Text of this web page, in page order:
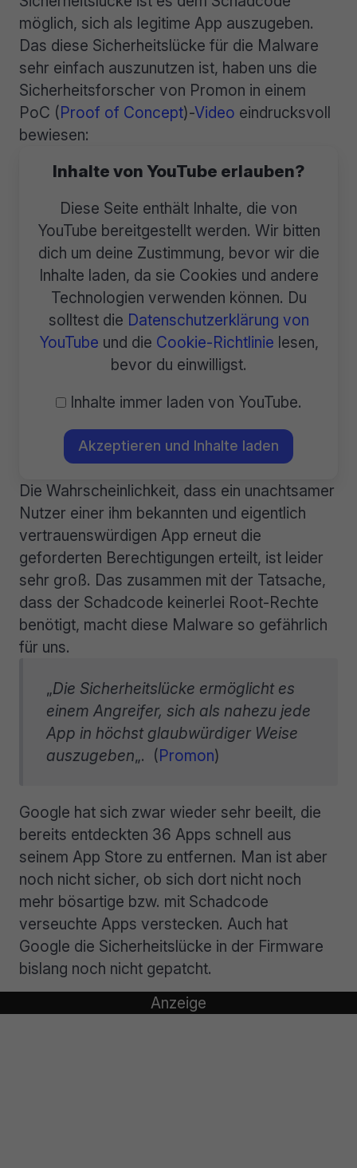
möglich, sich als legitime App auszugeben.
Das diese Sicherheitslücke für die Malware
sehr einfach auszunutzen ist, haben uns die
Sicherheitsforscher von Promon in einem
PoC (Proof of Concept)-Video eindrucksvoll
bewiesen:
Inhalte von YouTube erlauben?
Diese Seite enthält Inhalte, die von
YouTube bereitgestellt werden. Wir bitten
dich um deine Zustimmung, bevor wir die
Inhalte laden, da sie Cookies und andere
Technologien verwenden können. Du
solltest die Datenschutzerklärung von
YouTube und die Cookie-Richtlinie lesen,
bevor du einwilligst.
Inhalte immer laden von YouTube.
Akzeptieren und Inhalte laden
Die Wahrscheinlichkeit, dass ein unachtsamer
Nutzer einer ihm bekannten und eigentlich
vertrauenswürdigen App erneut die
geforderten Berechtigungen erteilt, ist leider
sehr groß. Das zusammen mit der Tatsache,
dass der Schadcode keinerlei Root-Rechte
benötigt, macht diese Malware so gefährlich
für uns.
„Die Sicherheitslücke ermöglicht es
einem Angreifer, sich als nahezu jede
App in höchst glaubwürdiger Weise
auszugeben„. (Promon)
Google hat sich zwar wieder sehr beeilt, die
bereits entdeckten 36 Apps schnell aus
seinem App Store zu entfernen. Man ist aber
noch nicht sicher, ob sich dort nicht noch
mehr bösartige bzw. mit Schadcode
verseuchte Apps verstecken. Auch hat
Google die Sicherheitslücke in der Firmware
bislang noch nicht gepatcht.